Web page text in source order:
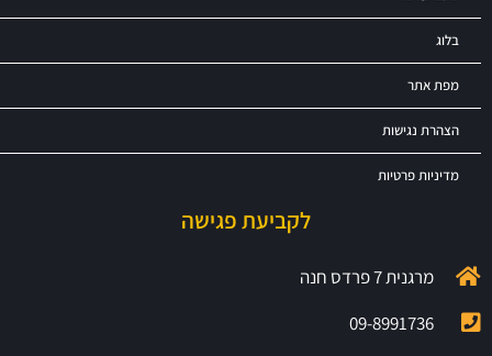
בלוג
מפת אתר
הצהרת נגישות
מדיניות פרטיות
לקביעת פגישה
מרגנית 7 פרדס חנה
09-8991736